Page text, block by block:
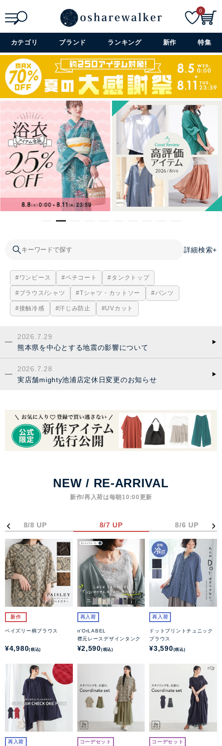
詳細検索+
0
カテゴリ ブランド ランキング 新作 特集
詳細検索+
ワンピース ペチコート タンクトップ
ブラウス/シャツ Tシャツ・カットソー パンツ
接触冷感 汗じみ防止 UVカット
2026.7.29
熊本県を中心とする地震の影響について
2026.7.28
実店舗mighty池浦店定休日変更のお知らせ
NEW / RE-ARRIVAL
新作/再入荷は毎朝10:00更新
8/8 UP 8/7 UP 8/6 UP
新作
ペイズリー柄ブラウス
¥4,980(税込)
再入荷
n'OrLABEL
襟元レースデザインタンク
¥2,590(税込)
再入荷
ドットプリントチュニック
ブラウス
¥3,590(税込)
再入荷 コーデセット コーデセット